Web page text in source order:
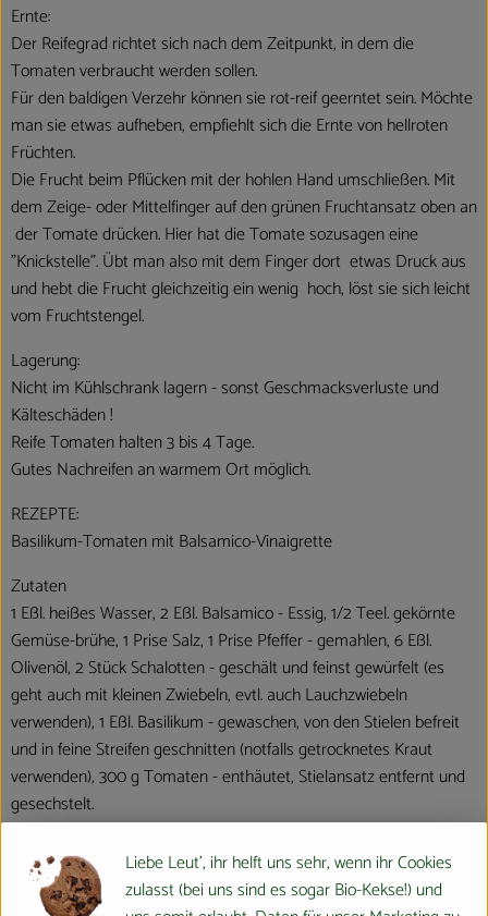
Ernte:
Der Reifegrad richtet sich nach dem Zeitpunkt, in dem die
Tomaten verbraucht werden sollen.
Für den baldigen Verzehr können sie rot-reif geerntet sein. Möchte
man sie etwas aufheben, empfiehlt sich die Ernte von hellroten
Früchten.
Die Frucht beim Pflücken mit der hohlen Hand umschließen. Mit
dem Zeige- oder Mittelfinger auf den grünen Fruchtansatz oben an
der Tomate drücken. Hier hat die Tomate sozusagen eine
"Knickstelle". Übt man also mit dem Finger dort etwas Druck aus
und hebt die Frucht gleichzeitig ein wenig hoch, löst sie sich leicht
vom Fruchtstengel.
Lagerung:
Nicht im Kühlschrank lagern - sonst Geschmacksverluste und
Kälteschäden !
Reife Tomaten halten 3 bis 4 Tage.
Gutes Nachreifen an warmem Ort möglich.
REZEPTE:
Basilikum-Tomaten mit Balsamico-Vinaigrette
Zutaten
1 Eßl. heißes Wasser, 2 Eßl. Balsamico - Essig, 1/2 Teel. gekörnte
Gemüse-brühe, 1 Prise Salz, 1 Prise Pfeffer - gemahlen, 6 Eßl.
Olivenöl, 2 Stück Schalotten - geschält und feinst gewürfelt (es
geht auch mit kleinen Zwiebeln, evtl. auch Lauchzwiebeln
verwenden), 1 Eßl. Basilikum - gewaschen, von den Stielen befreit
und in feine Streifen geschnitten (notfalls getrocknetes Kraut
verwenden), 300 g Tomaten - enthäutet, Stielansatz entfernt und
gesechstelt.
Zubereitung
Wasser, Essig, Gemüsebrühe, Salz und Pfeffer verrühren. Olivenöl
dazugeben und zu einem sämigen Dressing rühren. Dressing mit
Liebe Leut', ihr helft uns sehr, wenn ihr Cookies
zulasst (bei uns sind es sogar Bio-Kekse!) und